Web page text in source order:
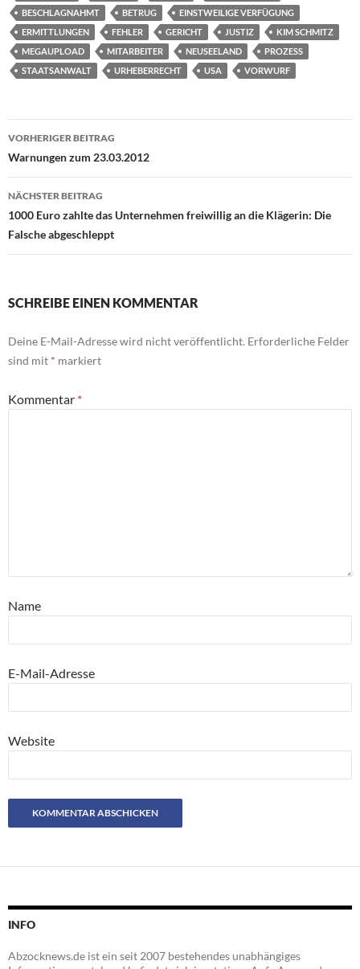
BESCHLAGNAHMT
BETRUG
EINSTWEILIGE VERFÜGUNG
ERMITTLUNGEN
FEHLER GERICHT JUSTIZ
KIM SCHMITZ
MEGAUPLOAD
MITARBEITER NEUSEELAND
PROZESS
STAATSANWALT
URHEBERRECHT USA VORWURF
Beitragsnavigation
VORHERIGER BEITRAG
Warnungen zum 23.03.2012
NÄCHSTER BEITRAG
1000 Euro zahlte das Unternehmen freiwillig an die Klägerin: Die
Falsche abgeschleppt
SCHREIBE EINEN KOMMENTAR
Deine E-Mail-Adresse wird nicht veröffentlicht. Erforderliche Felder
sind mit * markiert
Kommentar *
Name
E-Mail-Adresse
Website
INFO
Abzocknews.de ist ein seit 2007 bestehendes unabhängiges